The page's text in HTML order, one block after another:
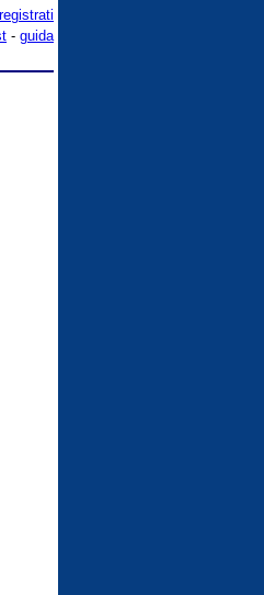
- guida